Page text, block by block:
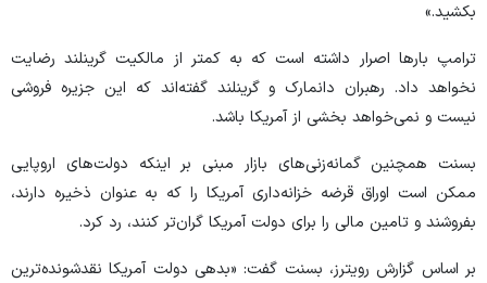
بکشید.»
ترامپ بار‌ها اصرار داشته است که به کمتر از مالکیت گرینلند رضایت
نخواهد داد. رهبران دانمارک و گرینلند گفته‌اند که این جزیره فروشی
نیست و نمی‌خواهد بخشی از آمریکا باشد.
بسنت همچنین گمانه‌زنی‌های بازار مبنی بر اینکه دولت‌های اروپایی
ممکن است اوراق قرضه خزانه‌داری آمریکا را که به عنوان ذخیره دارند،
بفروشند و تامین مالی را برای دولت آمریکا گران‌تر کنند، رد کرد.
بر اساس گزارش رویترز، بسنت گفت: «بدهی دولت آمریکا نقدشونده‌ترین